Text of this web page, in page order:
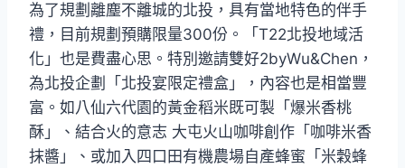
為了規劃離塵不離城的北投，具有當地特色的伴手
禮，目前規劃預購限量300份。「T22北投地域活
化」也是費盡心思。特別邀請雙好2byWu&Chen，
為北投企劃「北投宴限定禮盒」，內容也是相當豐
富。如八仙六代園的黃金稻米既可製「爆米香桃
酥」、結合火的意志 大屯火山咖啡創作「咖啡米香
抹醬」、或加入四口田有機農場自產蜂蜜「米穀蜂